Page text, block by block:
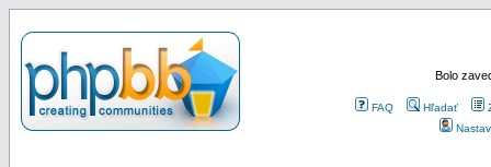
Bolo
FAQ Hľadať